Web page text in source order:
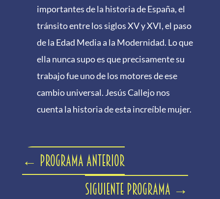
importantes de la historia de España, el
tránsito entre los siglos XV y XVI, el paso
de la Edad Media a la Modernidad. Lo que
ella nunca supo es que precisamente su
trabajo fue uno de los motores de ese
cambio universal. Jesús Callejo nos
cuenta la historia de esta increíble mujer.
← Programa anterior
Siguiente programa →